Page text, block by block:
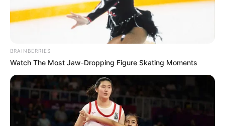
BRAINBERRIES
Watch The Most Jaw‑Dropping Figure Skating Moments